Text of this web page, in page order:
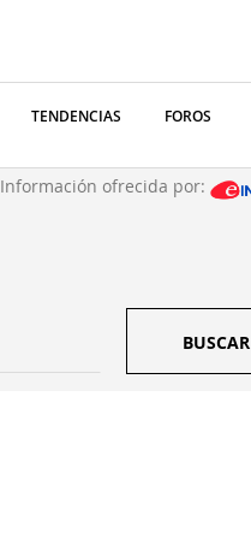
TENDENCIAS FOROS
Información ofrecida por:
BUSCAR